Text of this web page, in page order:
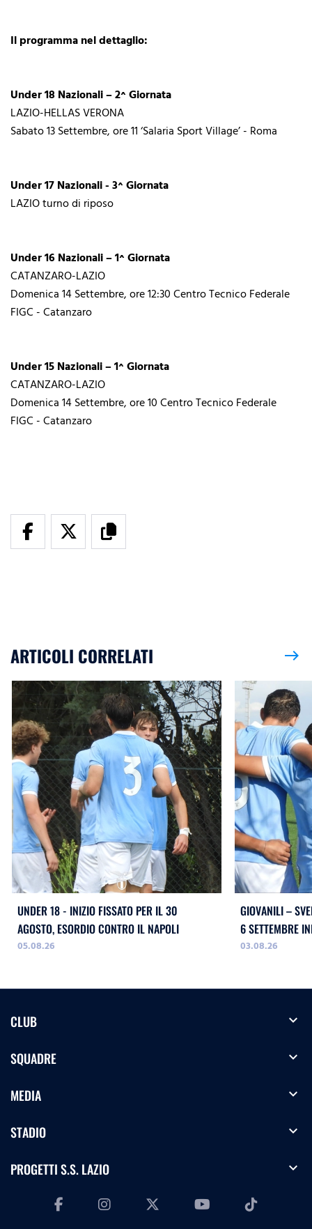
Il programma nel dettaglio:
Under 18 Nazionali – 2^ Giornata
LAZIO-HELLAS VERONA
Sabato 13 Settembre, ore 11 ‘Salaria Sport Village’ - Roma
Under 17 Nazionali - 3^ Giornata
LAZIO turno di riposo
Under 16 Nazionali – 1^ Giornata
CATANZARO-LAZIO
Domenica 14 Settembre, ore 12:30 Centro Tecnico Federale
FIGC - Catanzaro
Under 15 Nazionali – 1^ Giornata
CATANZARO-LAZIO
Domenica 14 Settembre, ore 10 Centro Tecnico Federale
FIGC - Catanzaro
ARTICOLI CORRELATI east
UNDER 18 - INIZIO FISSATO PER IL 30
AGOSTO, ESORDIO CONTRO IL NAPOLI
05.08.26
GIOVANILI –
03.08.26
CLUB expand_more
SQUADRE expand_more
MEDIA expand_more
STADIO expand_more
PROGETTI S.S. LAZIO expand_more